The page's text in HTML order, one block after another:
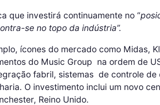
que investirá continuamente no “
se no topo da indústria”.
ícones do mercado como Midas,
do Music Group na ordem de
fabril, sistemas de controle
O investimento inclui um novo
Reino Unido.